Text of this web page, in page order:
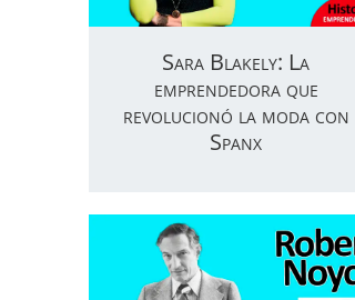
Sara Blakely: La
emprendedora que
revolucionó la moda con
Spanx